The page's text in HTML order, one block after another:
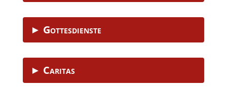
► Gottesdienste
► Caritas